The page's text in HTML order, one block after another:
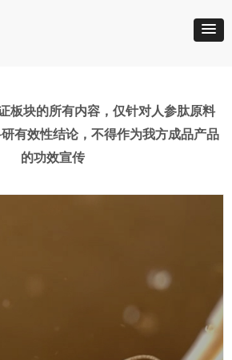
板块的所有内容，仅针对人参肽原料
研有效性结论，不得作为我方成品产品
的功效宣传